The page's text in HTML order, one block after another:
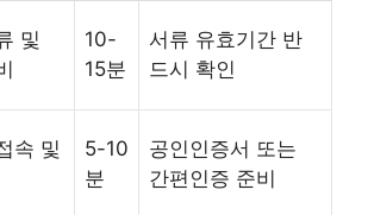
및
10-
15분
서류 유효기간 반
드시 확인
속 및
5-10
분
공인인증서 또는
간편인증 준비